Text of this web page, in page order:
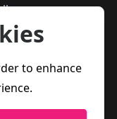
to enhance